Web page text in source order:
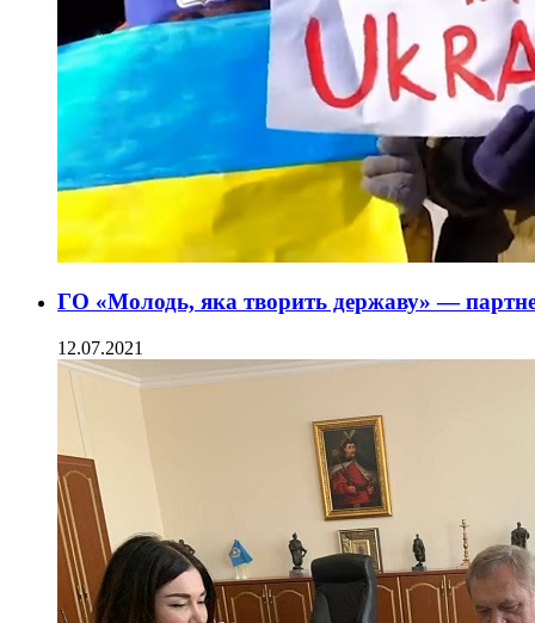
ГО «Молодь, яка творить державу» —
12.07.2021